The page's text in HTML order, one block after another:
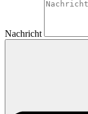
Nachricht